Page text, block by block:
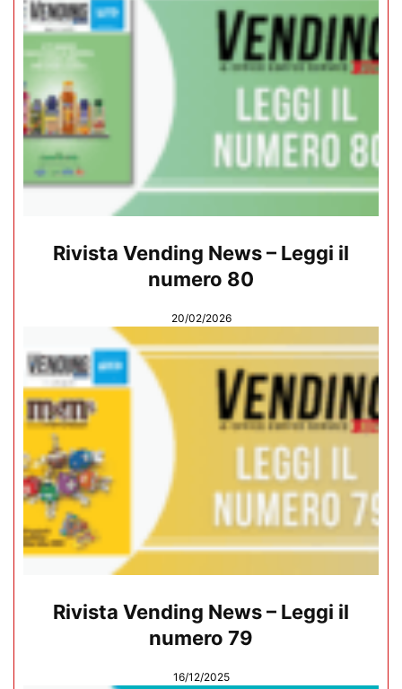
Rivista Vending News – Leggi il
numero 80
20/02/2026
Rivista Vending News – Leggi il
numero 79
16/12/2025